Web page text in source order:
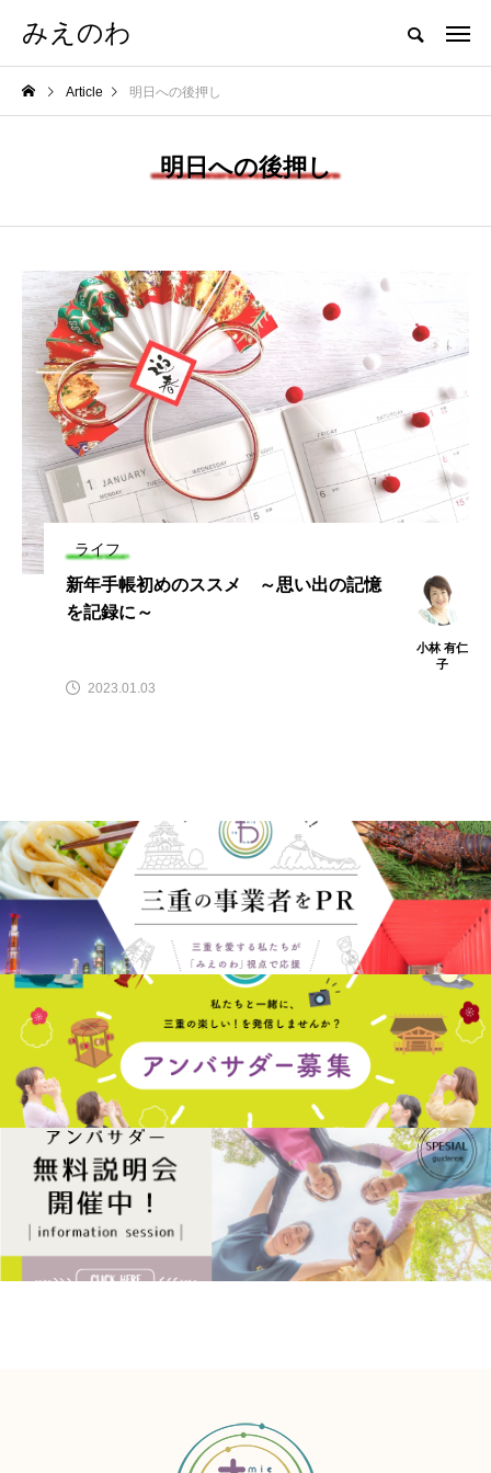
みえのわ
Article 明日への後押し
明日への後押し
ライフ
新年手帳初めのススメ ～思い出の記憶
を記録に～
小林 有仁
子
2023.01.03